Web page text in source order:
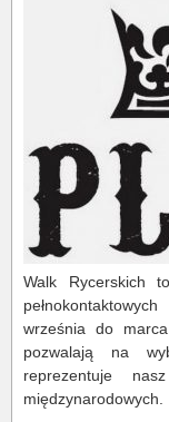
Walk Rycerskich
września do
pozwalają na
reprezentuje
międzynarodowych.